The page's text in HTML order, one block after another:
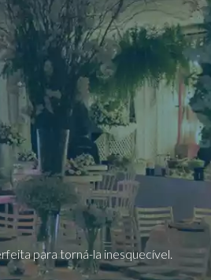
para torná-la inesquecível.